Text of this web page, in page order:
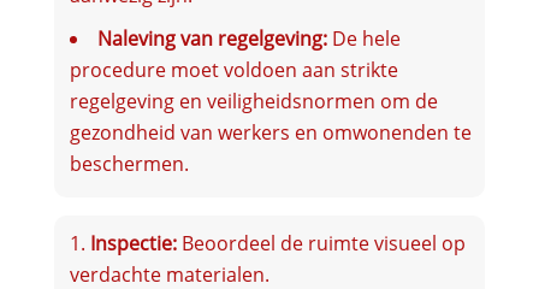
Naleving van regelgeving:De hele
procedure moet voldoen aan strikte
regelgeving en veiligheidsnormen om de
gezondheid van werkers en omwonenden te
beschermen.
Inspectie:Beoordeel de ruimte visueel op
verdachte materialen.